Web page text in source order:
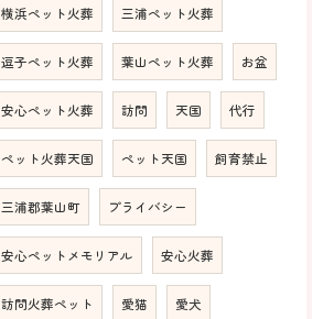
横浜ペット火葬 三浦ペット火葬
逗子ペット火葬 葉山ペット火葬 お盆
安心ペット火葬 訪問 天国 代行
ペット火葬天国 ペット天国 飼育禁止
三浦郡葉山町 プライバシー
安心ペットメモリアル 安心火葬
訪問火葬ペット 愛猫 愛犬